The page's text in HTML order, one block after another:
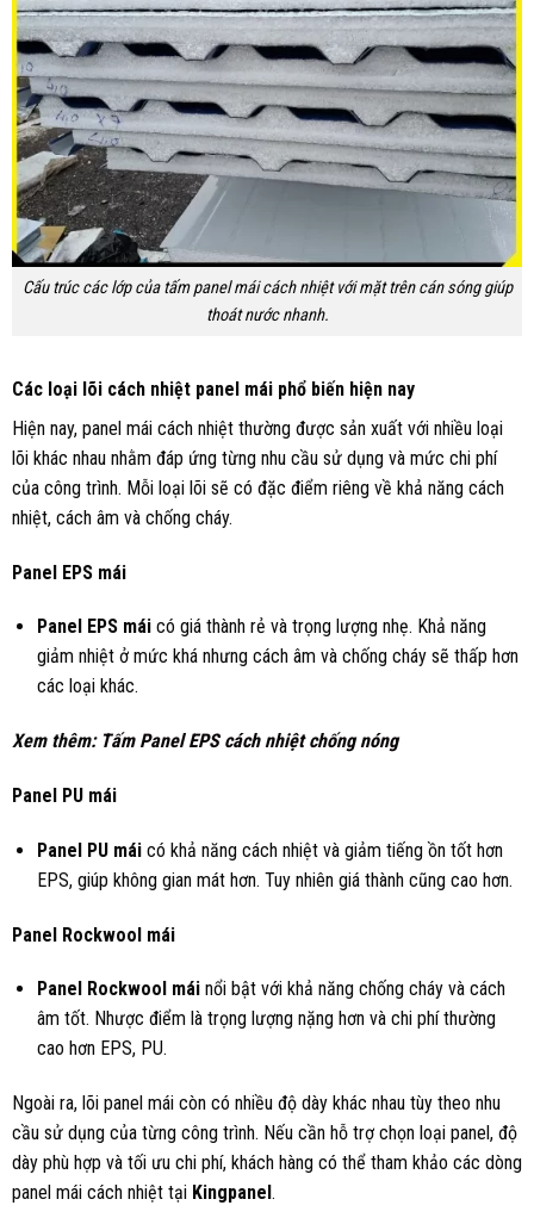
Cấu trúc các lớp của tấm panel mái cách nhiệt với mặt trên cán sóng giúp
thoát nước nhanh.
Các loại lõi cách nhiệt panel mái phổ biến hiện nay
Hiện nay, panel mái cách nhiệt thường được sản xuất với nhiều loại
lõi khác nhau nhằm đáp ứng từng nhu cầu sử dụng và mức chi phí
của công trình. Mỗi loại lõi sẽ có đặc điểm riêng về khả năng cách
nhiệt, cách âm và chống cháy.
Panel EPS mái
Panel EPS máicó giá thành rẻ và trọng lượng nhẹ. Khả năng
giảm nhiệt ở mức khá nhưng cách âm và chống cháy sẽ thấp hơn
các loại khác.
Xem thêm: Tấm Panel EPS cách nhiệt chống nóng
Panel PU mái
Panel PU máicó khả năng cách nhiệt và giảm tiếng ồn tốt hơn
EPS, giúp không gian mát hơn. Tuy nhiên giá thành cũng cao hơn.
Panel Rockwool mái
Panel Rockwool máinổi bật với khả năng chống cháy và cách
âm tốt. Nhược điểm là trọng lượng nặng hơn và chi phí thường
cao hơn EPS, PU.
Ngoài ra, lõi panel mái còn có nhiều độ dày khác nhau tùy theo nhu
cầu sử dụng của từng công trình. Nếu cần hỗ trợ chọn loại panel, độ
dày phù hợp và tối ưu chi phí, khách hàng có thể tham khảo các dòng
panel mái cách nhiệt tại Kingpanel.